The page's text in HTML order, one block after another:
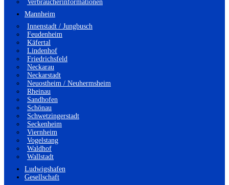
Verbraucherinformationen
Mannheim
Innenstadt / Jungbusch
Feudenheim
Käfertal
Lindenhof
Friedrichsfeld
Neckarau
Neckarstadt
Neuostheim / Neuhermsheim
Rheinau
Sandhofen
Schönau
Schwetzingerstadt
Seckenheim
Viernheim
Vogelstang
Waldhof
Wallstadt
Ludwigshafen
Gesellschaft